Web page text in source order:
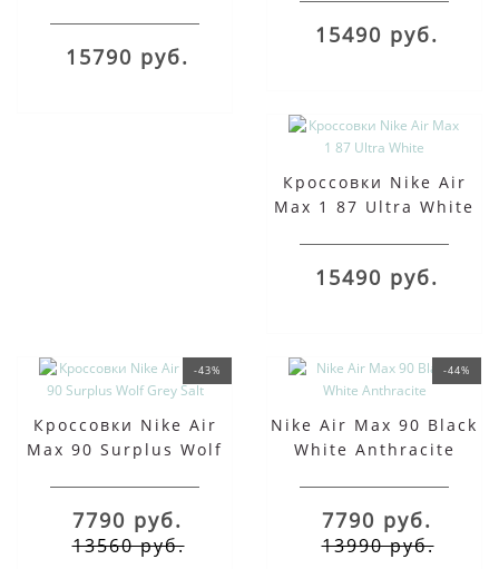
15790 руб.
15490 руб.
Кроссовки Nike Air
Max 1 87 Ultra White
15490 руб.
-43%
Кроссовки Nike Air
Max 90 Surplus Wolf
7790 руб.
13560 руб.
-44%
Nike Air Max 90 Black
White Anthracite
7790 руб.
13990 руб.